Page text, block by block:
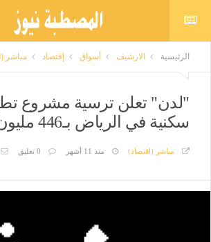
الرئيسية الارشيف أسواق إقتصاد مباشر
"لدن" تعلن ترسية مشروع
سكنية في الرياض بـ446 مليون ريال
مباشر (اقتصاد) منذ 11 أشهر 0 تعليق